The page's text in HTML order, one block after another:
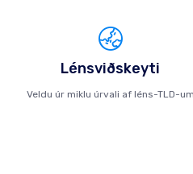
Lénsviðskeyti
Veldu úr miklu úrvali af léns-TLD-um